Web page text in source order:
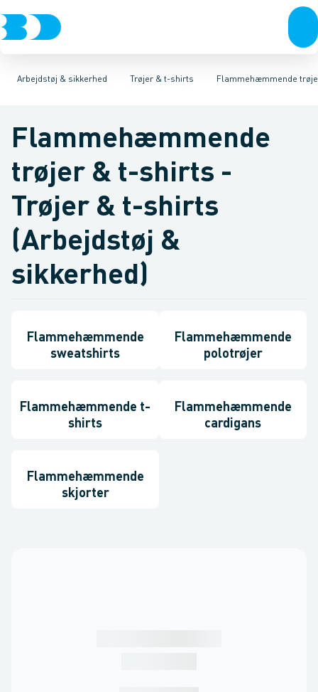
Arbejdstøj & sikkerhed
VVSEl-teknikKloak VandforsyningKlima KølIndustriVærktøj
Trøjer & t-shirts
Trøjer & t-shirtsBukserOvertøj & huer Undertøj & sokkerSko
Flammehæmmende
T-shirtsSweatshirts & StriktrøjerHættetrøjerSkjorter
Flammehæmmende
trøjer & t-shirts -
Trøjer & t-shirts
(Arbejdstøj &
sikkerhed)
Flammehæmmende
sweatshirts
Flammehæmmende
polotrøjer
Flammehæmmende t-
shirts
Flammehæmmende
cardigans
Flammehæmmende
skjorter